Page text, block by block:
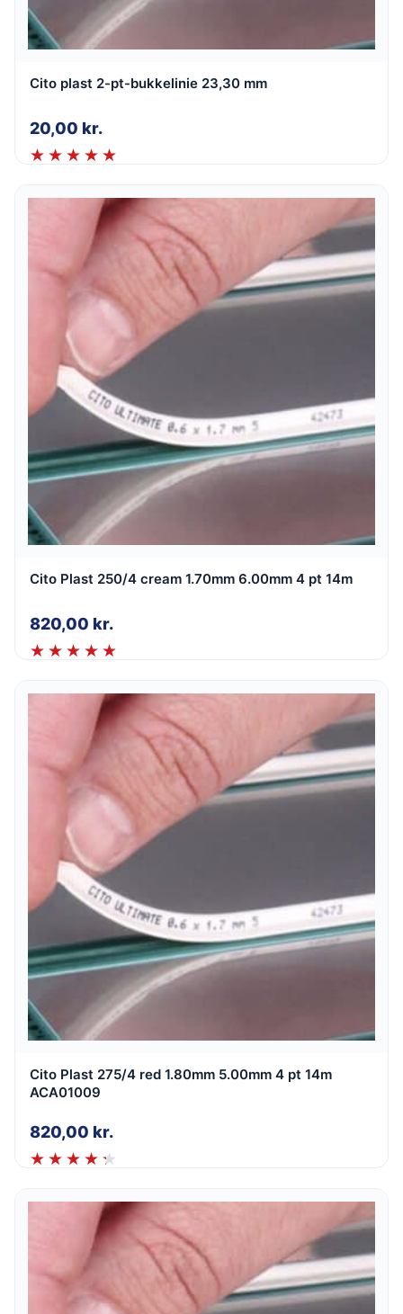
Cito plast 2-pt-bukkelinie 23,30 mm
20,00 kr.
Cito Plast 250/4 cream 1.70mm 6.00mm 4 pt 14m
820,00 kr.
Cito Plast 275/4 red 1.80mm 5.00mm 4 pt 14m
ACA01009
820,00 kr.